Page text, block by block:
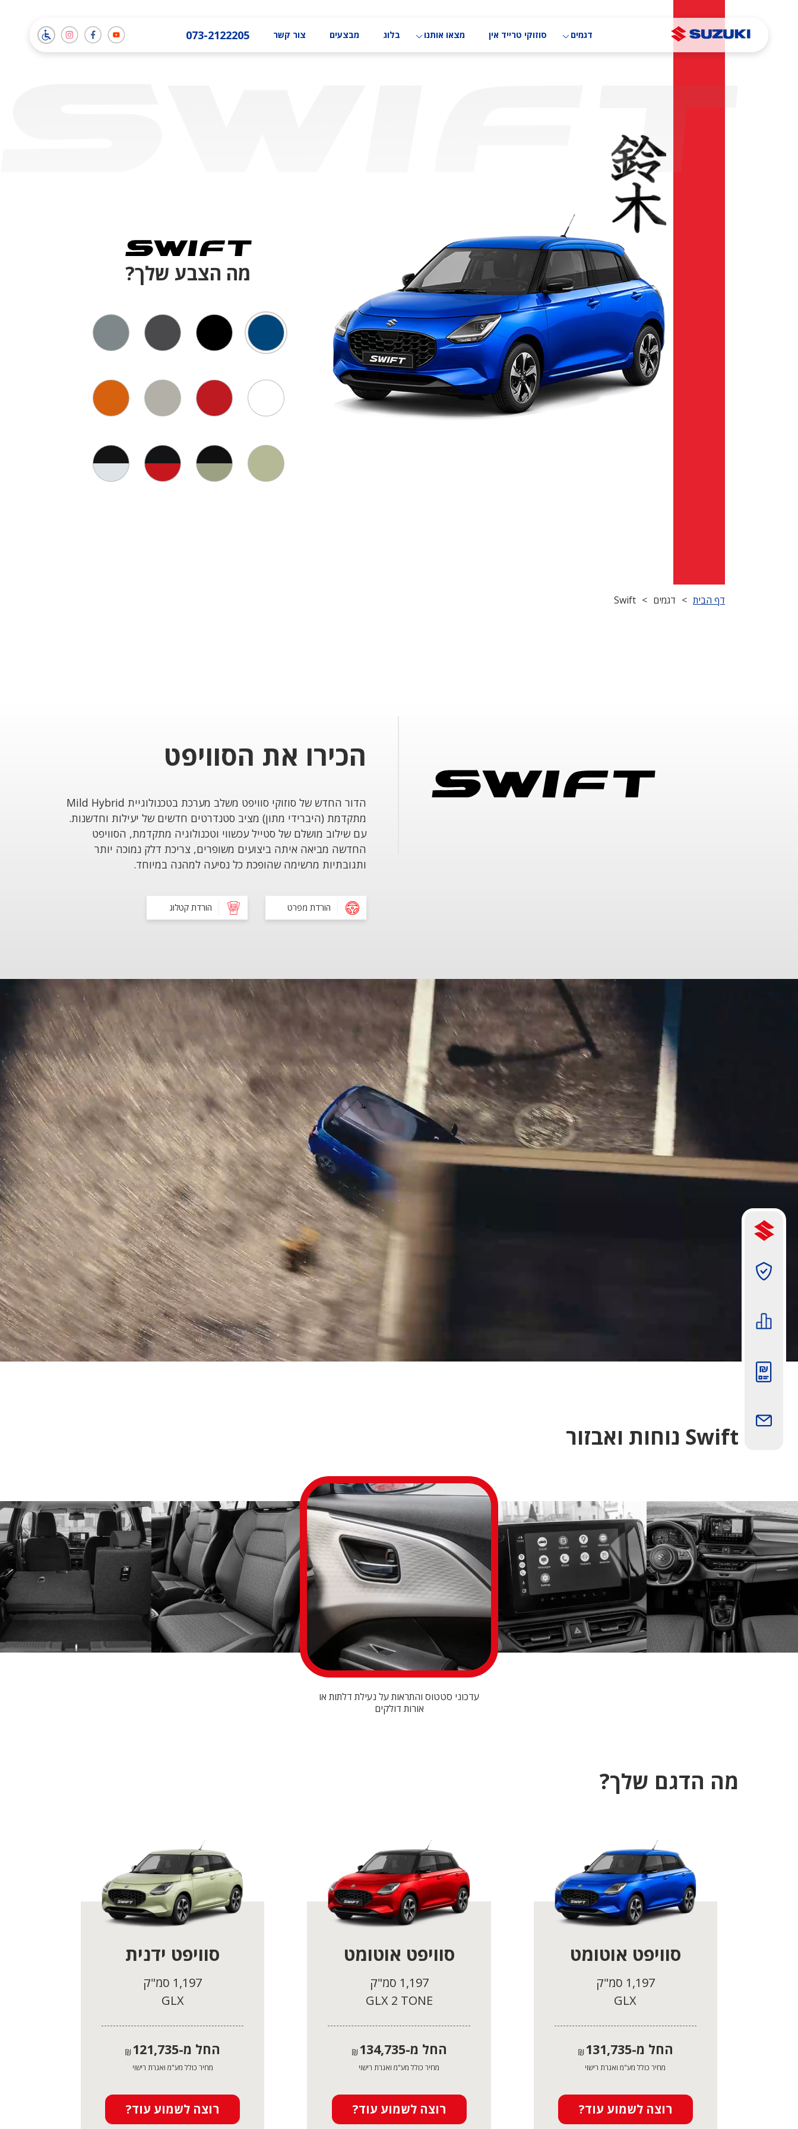
דגמים סוזוקי טרייד אין מצאו אותנו בלוג מבצעים צור קשר 073-2122205 תמונה תמונה תמונה
מה הצבע שלך?
דף הבית > דגמים >
Swift
הכירו את הסוויפט
הדור החדש של סוזוקי סוויפט משלב מערכת בטכנולוגיית Mild Hybrid
מתקדמת (היברידי מתון) מציב סטנדרטים חדשים של יעילות וחדשנות.
עם שילוב מושלם של סטייל עכשווי וטכנולוגיה מתקדמת, הסוויפט
החדשה מביאה איתה ביצועים משופרים, צריכת דלק נמוכה יותר
ותגובתיות מרשימה שהופכת כל נסיעה למהנה במיוחד.
הורדת מפרט הורדת קטלוג
Swift נוחות ואבזור
עדכוני סטטוס והתראות על נעילת דלתות או
אורות דולקים
מה הדגם שלך?
סוויפט אוטומט
1,197 סמ"ק
GLX
החל מ-131,735
₪
מחיר כולל מע"מ ואגרת רישוי
רוצה לשמוע עוד?
סוויפט אוטומט
1,197 סמ"ק
GLX 2 TONE
החל מ-134,735
₪
מחיר כולל מע"מ ואגרת רישוי
רוצה לשמוע עוד?
סוויפט ידנית
1,197 סמ"ק
GLX
החל מ-121,735
₪
מחיר כולל מע"מ ואגרת רישוי
רוצה לשמוע עוד?
תמונה
תמונה
תמונה
תמונה